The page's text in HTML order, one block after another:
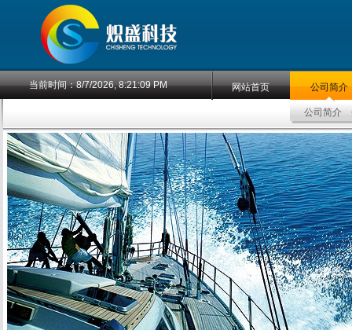
当前时间：8/7/2026, 8:21:09 PM 网站首页 公司简介
公司简介